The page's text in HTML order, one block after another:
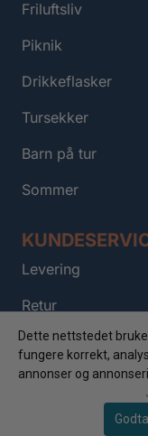
Friluftsliv
Piknik
Drikkeflasker
Tursekker
Barn på tur
Sommer
Levering
Retur
Kontakt
FAQ
Dette nettstedet
fungere korrekt,
annonser og